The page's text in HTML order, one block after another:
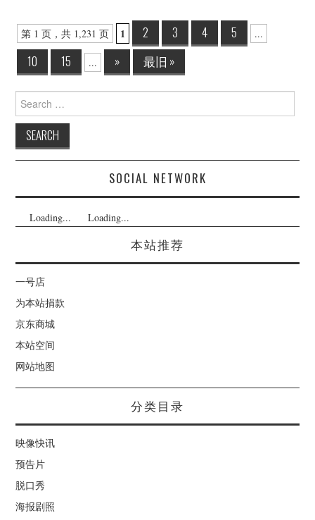
Post
navigation
第 1 页，共 1,231 页 1 2 3 4 5 ...
10 15 ... » 最旧 »
Search
for:
SOCIAL NETWORK
Loading... Loading...
本站推荐
一号店
为本站捐款
京东商城
本站空间
网站地图
分类目录
映像快讯
预告片
脱口秀
海报剧照